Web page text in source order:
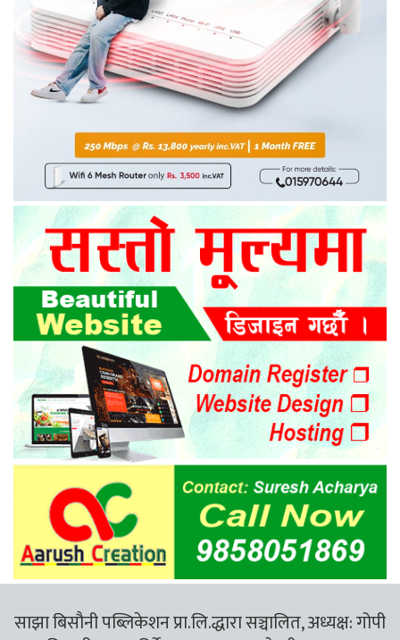
साझा बिसौनी पब्लिकेशन प्रा.लि.द्धारा सञ्चालित, अध्यक्ष: गोपी